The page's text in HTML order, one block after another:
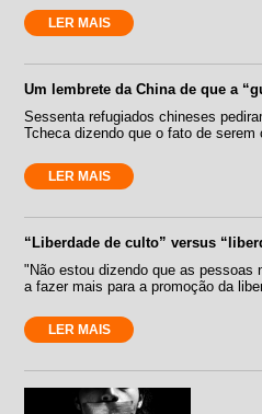
LER MAIS
Um lembrete da China de que a
Sessenta refugiados chineses
Tcheca dizendo que o fato de
LER MAIS
“Liberdade de culto” versus
"Não estou dizendo que as pessoas
a fazer mais para a promoção da
LER MAIS